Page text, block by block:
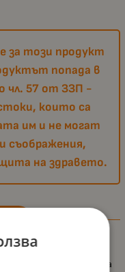
за този продукт
попада в
чл. 57 от ЗЗП -
които са
им и не могат
съображения,
на здравето.
ягода и банан, 100 g
специално за